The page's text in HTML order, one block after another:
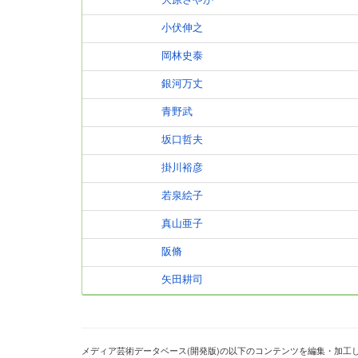
小伏伸之
岡林史泰
銀河万丈
青野武
坂口哲夫
掛川裕彦
若泉絵子
真山亜子
阪脩
矢田耕司
メディア芸術データベース(開発版)の以下のコンテンツを編集・加工